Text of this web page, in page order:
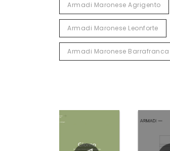
Armadi Maronese Agrigento
Armadi Maronese Leonforte
Armadi Maronese Barrafranca